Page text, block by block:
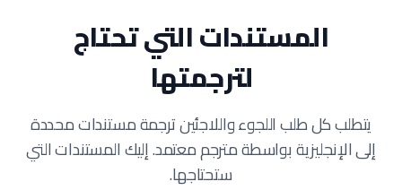
المستندات التي تحتاج
لترجمتها
يتطلب كل طلب اللجوء واللاجئين ترجمة مستندات محددة
إلى الإنجليزية بواسطة مترجم معتمد. إليك المستندات التي
ستحتاجها.